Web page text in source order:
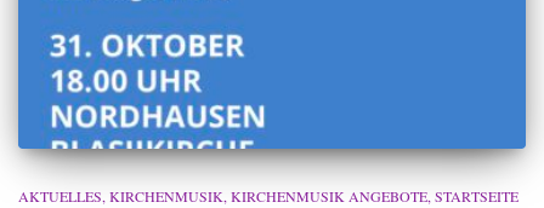
AKTUELLES KIRCHENMUSIK KIRCHENMUSIK ANGEBOTE STARTSEITE